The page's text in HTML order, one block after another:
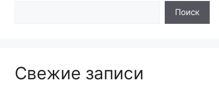
Поиск
Свежие записи